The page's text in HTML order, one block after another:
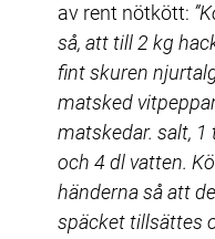
av rent nötkött:
så, att till 2 kg
fint skuren
matsked
matskedar. salt, 1
och 4 dl vatten.
händerna så att
späcket tillsättes